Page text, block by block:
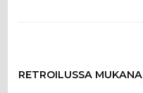
RETROILUSSA MUKANA